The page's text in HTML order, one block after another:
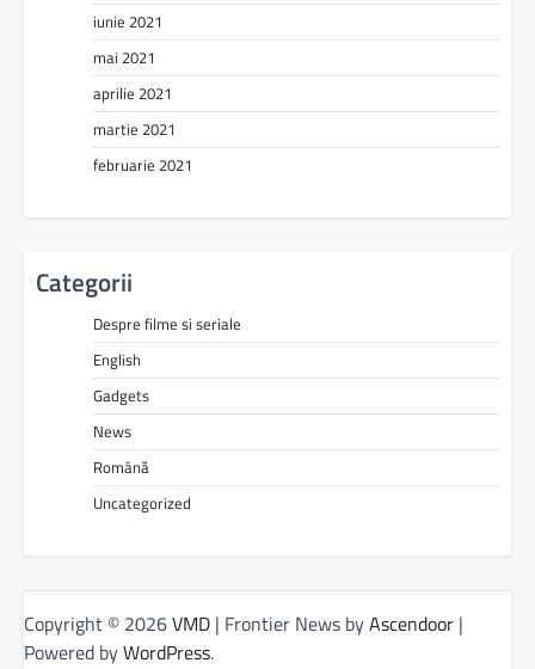
iunie 2021
mai 2021
aprilie 2021
martie 2021
februarie 2021
Categorii
Despre filme si seriale
English
Gadgets
News
Română
Uncategorized
Copyright © 2026VMD | Frontier News byAscendoor |
Powered byWordPress.